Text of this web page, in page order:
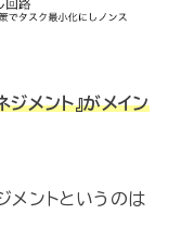
ジメント』がメイン
メントというのは